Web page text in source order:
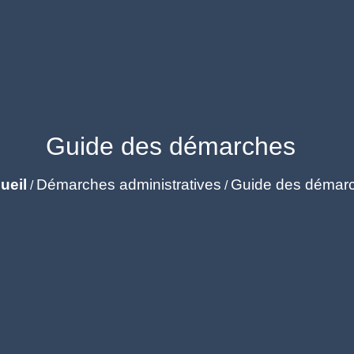
Guide des démarches
/ Démarches administratives / Guide des